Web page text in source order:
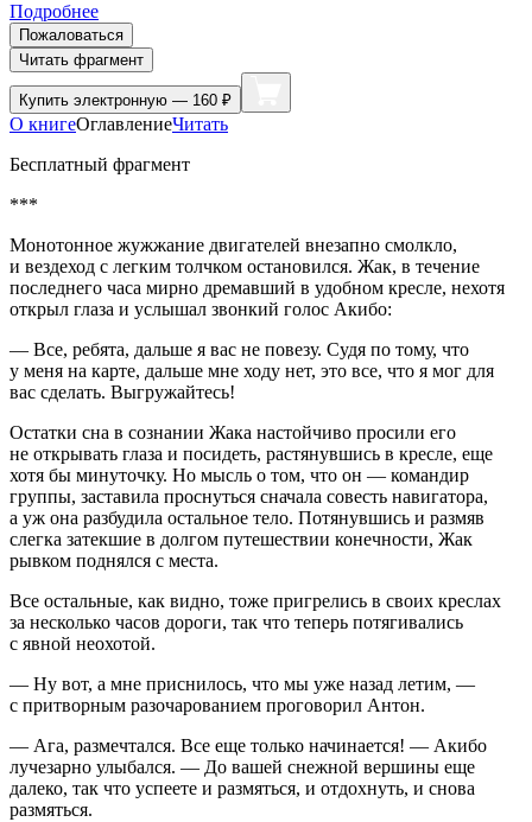
Подробнее
Пожаловаться
Читать фрагмент
Купить электронную — 160 ₽
О книгеОглавлениеЧитать
Бесплатный фрагмент
***
Монотонное жужжание двигателей внезапно смолкло,
и вездеход с легким толчком остановился. Жак, в течение
последнего часа мирно дремавший в удобном кресле, нехотя
открыл глаза и услышал звонкий голос Акибо:
— Все, ребята, дальше я вас не повезу. Судя по тому, что
у меня на карте, дальше мне ходу нет, это все, что я мог для
вас сделать. Выгружайтесь!
Остатки сна в сознании Жака настойчиво просили его
не открывать глаза и посидеть, растянувшись в кресле, еще
хотя бы минуточку. Но мысль о том, что он — командир
группы, заставила проснуться сначала совесть навигатора,
а уж она разбудила остальное тело. Потянувшись и размяв
слегка затекшие в долгом путешествии конечности, Жак
рывком поднялся с места.
Все остальные, как видно, тоже пригрелись в своих креслах
за несколько часов дороги, так что теперь потягивались
с явной неохотой.
— Ну вот, а мне приснилось, что мы уже назад летим, —
с притворным разочарованием проговорил Антон.
— Ага, размечтался. Все еще только начинается! — Акибо
лучезарно улыбался. — До вашей снежной вершины еще
далеко, так что успеете и размяться, и отдохнуть, и снова
размяться.